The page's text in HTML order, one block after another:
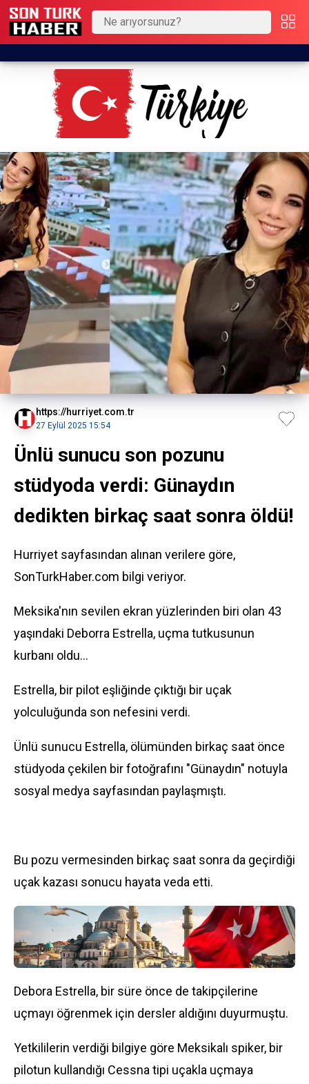
https://hurriyet.com.tr
27 Eylül 2025 15:54
Ünlü sunucu son pozunu
stüdyoda verdi: Günaydın
dedikten birkaç saat sonra öldü!
Hurriyet sayfasından alınan verilere göre,
SonTurkHaber.com bilgi veriyor.
Meksika'nın sevilen ekran yüzlerinden biri olan 43
yaşındaki Deborra Estrella, uçma tutkusunun
kurbanı oldu...
Estrella, bir pilot eşliğinde çıktığı bir uçak
yolculuğunda son nefesini verdi.
Ünlü sunucu Estrella, ölümünden birkaç saat önce
stüdyoda çekilen bir fotoğrafını "Günaydın" notuyla
sosyal medya sayfasından paylaşmıştı.
Bu pozu vermesinden birkaç saat sonra da geçirdiği
uçak kazası sonucu hayata veda etti.
Debora Estrella, bir süre önce de takipçilerine
uçmayı öğrenmek için dersler aldığını duyurmuştu.
Yetkililerin verdiği bilgiye göre Meksikalı spiker, bir
pilotun kullandığı Cessna tipi uçakla uçmaya